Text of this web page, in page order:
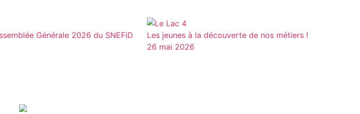
Générale 2026 du SNEFiD
Les jeunes à la découverte de nos métiers !
26 mai 2026